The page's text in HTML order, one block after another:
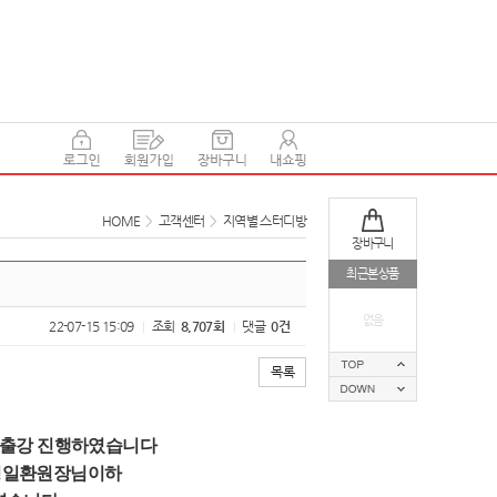
장바구니
최근본상품
없음
HOME > 고객센터 > 지역별 스터디방
22-07-15 15:09 조회 8,707회 댓글 0건
목록
강 진행하였습니다
환원장님이하